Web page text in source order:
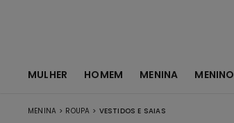
MULHER HOMEM MENINA MENINO
MENINA > ROUPA > VESTIDOS E SAIAS